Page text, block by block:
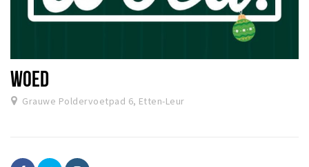
WOED
Grauwe Poldervoetpad 6, Etten-Leur